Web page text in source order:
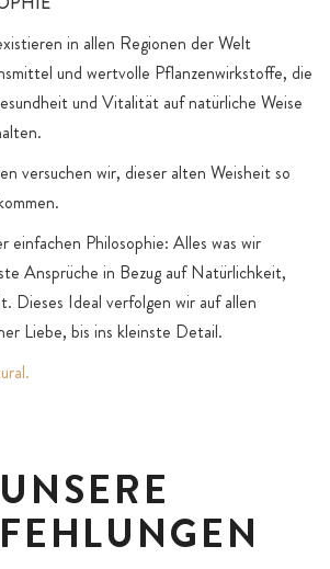
in allen Regionen der Welt
und wertvolle Pflanzenwirkstoffe, die
und Vitalität auf natürliche Weise
versuchen wir, dieser alten Weisheit so
einfachen Philosophie: Alles was wir
Ansprüche in Bezug auf Natürlichkeit,
Dieses Ideal verfolgen wir auf allen
Liebe, bis ins kleinste Detail.
UNSERE